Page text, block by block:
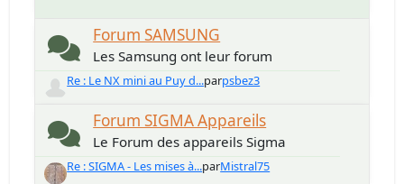
Forum SAMSUNG
Les Samsung ont leur forum
Re : Le NX mini au Puy d...parpsbez3
Forum SIGMA Appareils
Le Forum des appareils Sigma
Re : SIGMA - Les mises à...parMistral75